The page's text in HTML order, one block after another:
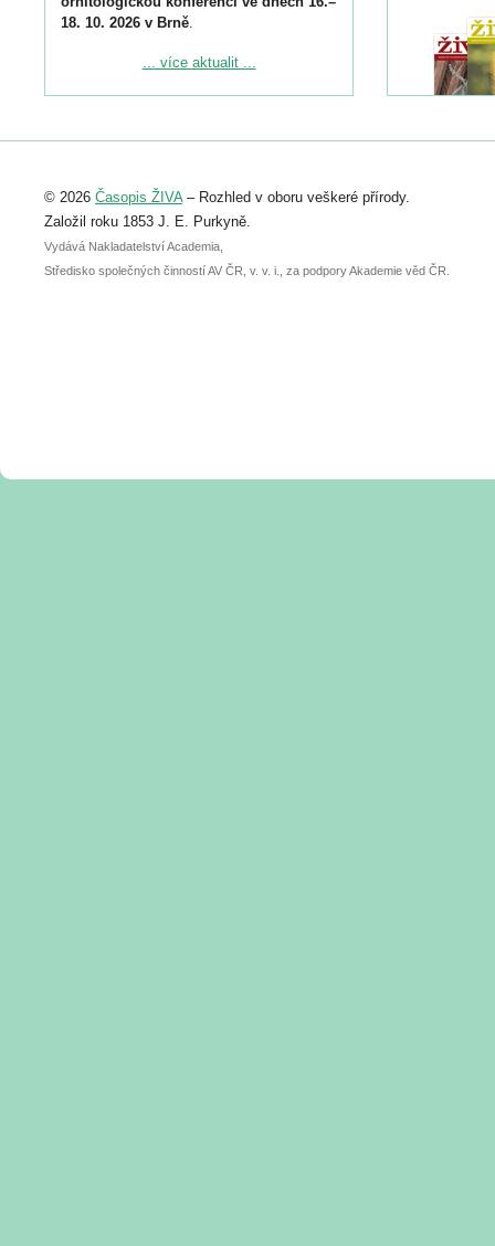
18. 10. 2026 v Brně.
Podrobnější informace ke konferenci
Registrovat se můžete do 6. září.
abstraktu přihlášené přednášky nebo
posteru je už 30. června.
... více aktualit ...
© 2026 Časopis ŽIVA– Rozhled v oboru veškeré přírody.
Založil roku 1853 J. E. Purkyně.
Vydává Nakladatelství Academia,
Středisko společných činností AV ČR, v. v. i., za podpory Akademie věd ČR.